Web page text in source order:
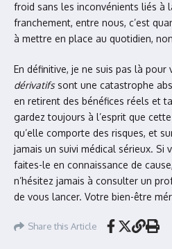
froid sans les inconvénients liés à
franchement, entre nous, c’est
à mettre en place au quotidien,
En définitive, je ne suis pas là pour
dérivatifssont une catastrophe
en retirent des bénéfices réels et
gardez toujours à l’esprit que
qu’elle comporte des risques, et
jamais un suivi médical sérieux. Si
faites-le en connaissance de
n’hésitez jamais à consulter un
de vous lancer. Votre bien-être
Share this Article